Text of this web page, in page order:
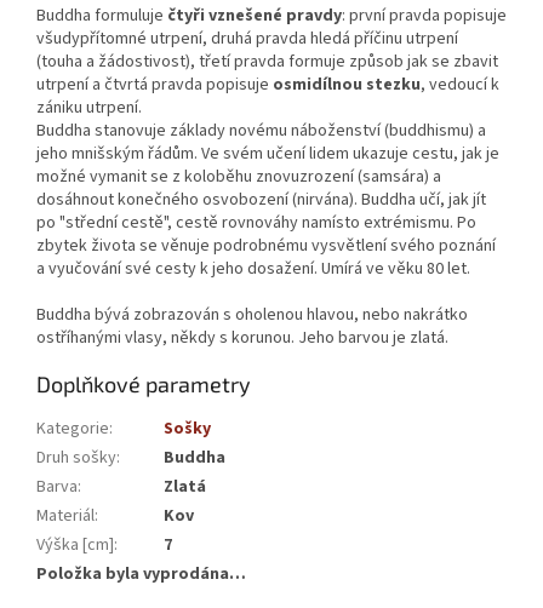
Buddha formuluje čtyři vznešené pravdy: první pravda popisuje
všudypřítomné utrpení, druhá pravda hledá příčinu utrpení
(touha a žádostivost), třetí pravda formuje způsob jak se zbavit
utrpení a čtvrtá pravda popisuje osmidílnou stezku, vedoucí k
zániku utrpení.
Buddha stanovuje základy novému náboženství (buddhismu) a
jeho mnišským řádům. Ve svém učení lidem ukazuje cestu, jak je
možné vymanit se z koloběhu znovuzrození (samsára) a
dosáhnout konečného osvobození (nirvána). Buddha učí, jak jít
po "střední cestě", cestě rovnováhy namísto extrémismu. Po
zbytek života se věnuje podrobnému vysvětlení svého poznání
a vyučování své cesty k jeho dosažení. Umírá ve věku 80 let.
Buddha bývá zobrazován s oholenou hlavou, nebo nakrátko
ostříhanými vlasy, někdy s korunou. Jeho barvou je zlatá.
Doplňkové parametry
Kategorie:
Sošky
Druh sošky:
Buddha
Barva:
Zlatá
Materiál:
Kov
Výška [cm]:
7
Položka byla vyprodána…